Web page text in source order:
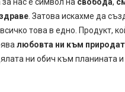
здраве . Затова искахме да
това в едно. Продукт,
любовта ни към
ни обич към планината